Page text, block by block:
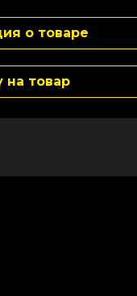
о товаре
на товар